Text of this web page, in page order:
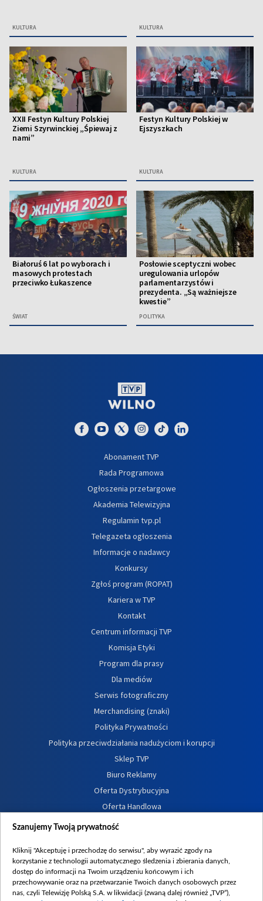
KULTURA KULTURA
XXII Festyn Kultury Polskiej
Ziemi Szyrwinckiej „Śpiewaj z
nami”
KULTURA
Festyn Kultury Polskiej w
Ejszyszkach
KULTURA
Białoruś 6 lat po wyborach i
masowych protestach
przeciwko Łukaszence
ŚWIAT
Posłowie sceptyczni wobec
uregulowania urlopów
parlamentarzystów i
prezydenta. „Są ważniejsze
kwestie”
POLITYKA
Abonament TVP
Rada Programowa
Ogłoszenia przetargowe
Akademia Telewizyjna
Regulamin tvp.pl
Telegazeta ogłoszenia
Informacje o nadawcy
Konkursy
Zgłoś program (ROPAT)
Kariera w TVP
Kontakt
Centrum informacji TVP
Komisja Etyki
Program dla prasy
Dla mediów
Serwis fotograficzny
Merchandising (znaki)
Polityka Prywatności
Polityka przeciwdziałania nadużyciom i korupcji
Sklep TVP
Biuro Reklamy
Oferta Dystrybucyjna
Oferta Handlowa
Dostępność
Procedura zgłoszeń wewnętrznych
Szanujemy Twoją prywatność
Kliknij "Akceptuję i przechodzę do serwisu", aby wyrazić zgody na
korzystanie z technologii automatycznego śledzenia i zbierania danych,
dostęp do informacji na Twoim urządzeniu końcowym i ich
przechowywanie oraz na przetwarzanie Twoich danych osobowych przez
nas, czyli Telewizję Polską S.A. w likwidacji (zwaną dalej również „TVP”),